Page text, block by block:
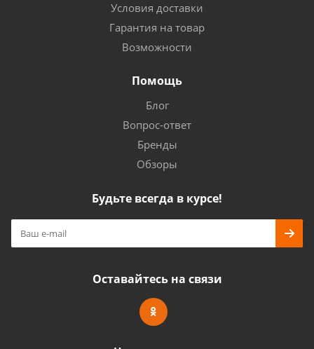
Условия доставки
Гарантия на товар
Возможности
Помощь
Блог
Вопрос-ответ
Бренды
Обзоры
Будьте всегда в курсе!
Оставайтесь на связи